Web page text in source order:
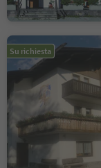
Su richiesta